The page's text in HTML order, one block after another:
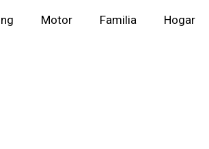
Motor Familia Hogar